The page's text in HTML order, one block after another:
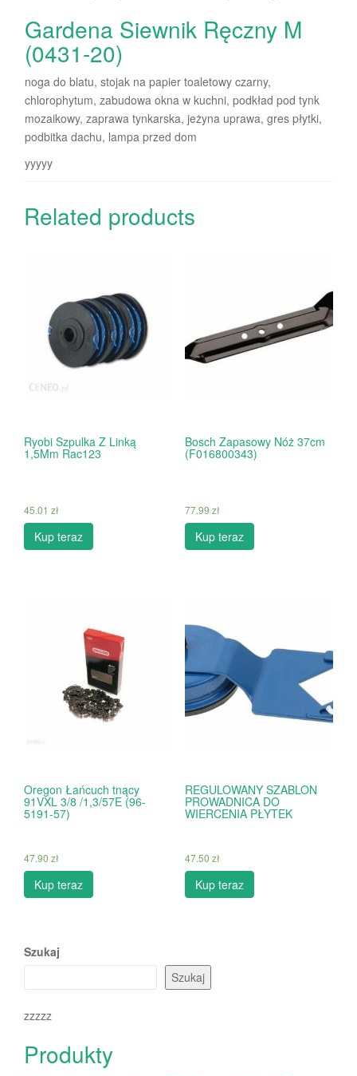
Gardena Siewnik Ręczny M
(0431-20)
noga do blatu, stojak na papier toaletowy czarny,
chlorophytum, zabudowa okna w kuchni, podkład pod tynk
mozaikowy, zaprawa tynkarska, jeżyna uprawa, gres płytki,
podbitka dachu, lampa przed dom
yyyyy
Related products
Ryobi Szpulka Z Linką
1,5Mm Rac123
45.01 zł
Kup teraz
Bosch Zapasowy Nóż 37cm
(F016800343)
77.99 zł
Kup teraz
Oregon Łańcuch tnący
91VXL 3/8 /1,3/57E (96-
5191-57)
47.90 zł
Kup teraz
REGULOWANY SZABLON
PROWADNICA DO
WIERCENIA PŁYTEK
47.50 zł
Kup teraz
Szukaj
Szukaj
zzzzz
Produkty